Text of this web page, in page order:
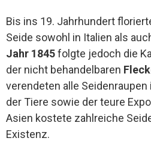
Bis ins 19. Jahrhundert
Seide sowohl in Italien als
Jahr 1845folgte jedoch die
der nicht behandelbaren
verendeten alle Seidenraupen
der Tiere sowie der teure
Asien kostete zahlreiche
Existenz.